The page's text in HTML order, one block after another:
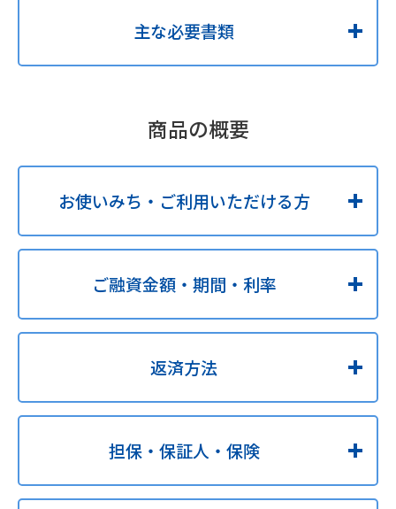
主な必要書類
商品の概要
お使いみち・ご利用いただける方
ご融資金額・期間・利率
返済方法
担保・保証人・保険